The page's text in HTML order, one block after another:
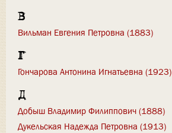
В
Вильман Евгения Петровна (1883)
Г
Гончарова Антонина Игнатьевна (1923)
Д
Добыш Владимир Филиппович (1888)
Дукельская Надежда Петровна (1913)